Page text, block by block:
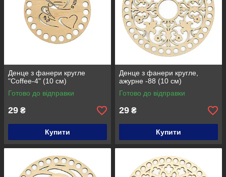
Денце з фанери кругле
"Coffee-4" (10 см)
Готово до відправки
29 ₴
Купити
Денце з фанери кругле,
ажурне -88 (10 см)
Готово до відправки
29 ₴
Купити